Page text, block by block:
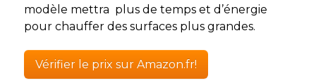
modèle mettra plus de temps et d’énergie
pour chauffer des surfaces plus grandes.
Vérifier le prix sur Amazon.fr!